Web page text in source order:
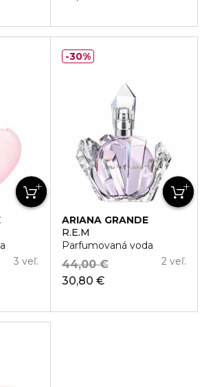
3 veľ.
ARIANA GRANDE
R.E.M
Parfumovaná voda
30,80 €
44,00 € 2 veľ.
30%